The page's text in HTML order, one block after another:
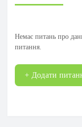
Немає питань про
питання.
+ Додати